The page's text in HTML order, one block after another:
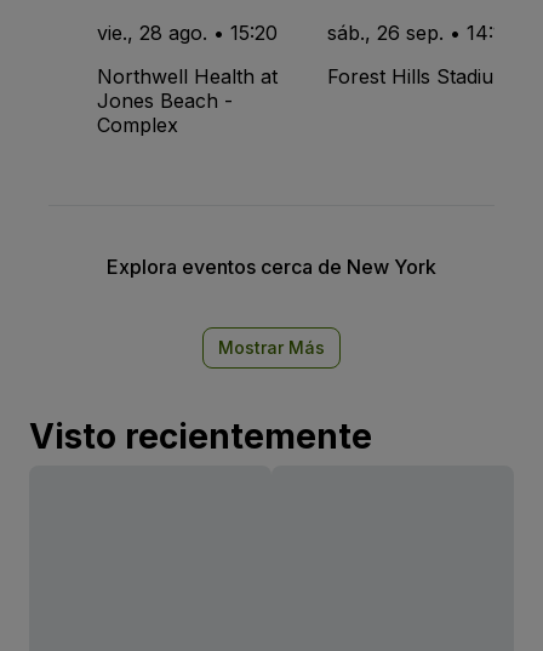
vie., 28 ago. • 15:20
Northwell Health at
Jones Beach -
Complex
sáb., 26 sep. • 14:15
Forest Hills Stadium
Explora eventos cerca de New York
Mostrar Más
Visto recientemente